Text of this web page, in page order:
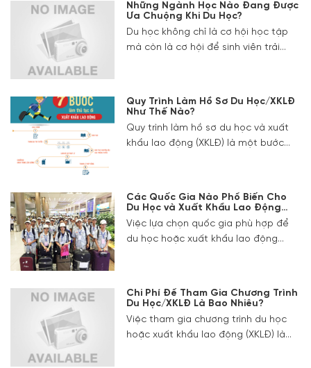
học sinh, sinh viên. Chính vì vậy, học
bổng du học đã trở thành một sự lựa
chọn hấp dẫn, giúp giảm bớt gánh
Những Ngành Học Nào Đang Được
Ưa Chuộng Khi Du Học?
Du học không chỉ là cơ hội học tập
mà còn là cơ hội để sinh viên trải
quyết định du học chính là lựa chọn
ngành học.
Quy Trình Làm Hồ Sơ Du Học/XKLĐ
Như Thế Nào?
Quy trình làm hồ sơ du học và xuất
khẩu lao động (XKLĐ) là một bước
quốc gia phát triển.
Các Quốc Gia Nào Phổ Biến Cho
Du Học và Xuất Khẩu Lao Động
(XKLĐ)?
Việc lựa chọn quốc gia phù hợp để
du học hoặc xuất khẩu lao động
Giáo dục Quốc tế Việt Âu sẽ cung
cấp cái nhìn tổng quan về các quốc
gia phổ biến cho du học và XKLĐ,
Chi Phí Để Tham Gia Chương Trình
Du Học/XKLĐ Là Bao Nhiêu?
Việc tham gia chương trình du học
hoặc xuất khẩu lao động (XKLĐ) là